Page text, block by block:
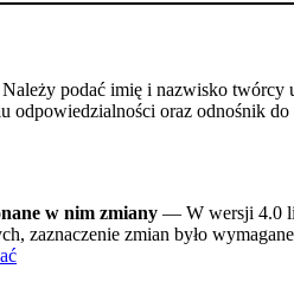
podać imię i nazwisko twórcy
odpowiedzialności oraz odnośnik
w nim zmiany — W wersji 4.0
zaznaczenie zmian było